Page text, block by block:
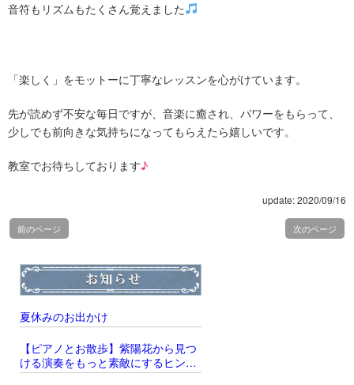
音符もリズムもたくさん覚えました
「楽しく」をモットーに丁寧なレッスンを心がけています。
先が読めず不安な毎日ですが、音楽に癒され、パワーをもらって、
少しでも前向きな気持ちになってもらえたら嬉しいです。
教室でお待ちしております♪
update: 2020/09/16
前のページ 次のページ
夏休みのお出かけ
【ピアノとお散歩】紫陽花から見つ
ける演奏をもっと素敵にするヒント
̖́‐